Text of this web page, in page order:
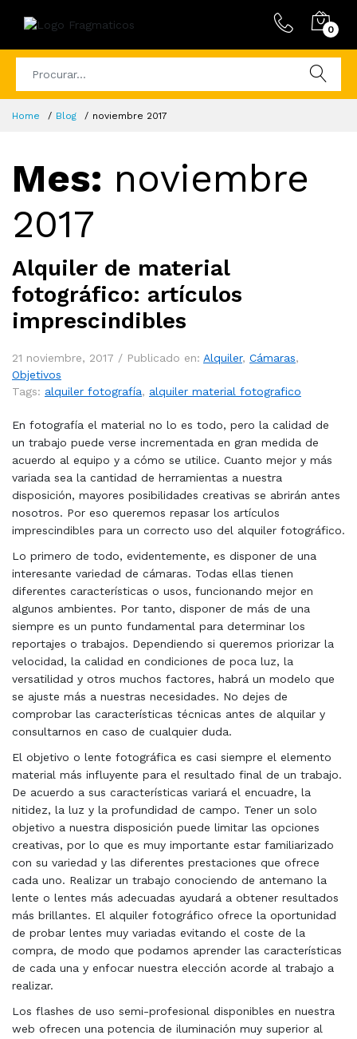
0
Home Blog noviembre 2017
Mes: noviembre
2017
Alquiler de material
fotográfico: artículos
imprescindibles
21 noviembre, 2017 / Publicado en: Alquiler, Cámaras,
Objetivos
Tags: alquiler fotografía, alquiler material fotografico
En fotografía el material no lo es todo, pero la calidad de
un trabajo puede verse incrementada en gran medida de
acuerdo al equipo y a cómo se utilice. Cuanto mejor y más
variada sea la cantidad de herramientas a nuestra
disposición, mayores posibilidades creativas se abrirán antes
nosotros. Por eso queremos repasar los artículos
imprescindibles para un correcto uso del alquiler fotográfico.
Lo primero de todo, evidentemente, es disponer de una
interesante variedad de cámaras. Todas ellas tienen
diferentes características o usos, funcionando mejor en
algunos ambientes. Por tanto, disponer de más de una
siempre es un punto fundamental para determinar los
reportajes o trabajos. Dependiendo si queremos priorizar la
velocidad, la calidad en condiciones de poca luz, la
versatilidad y otros muchos factores, habrá un modelo que
se ajuste más a nuestras necesidades. No dejes de
comprobar las características técnicas antes de alquilar y
consultarnos en caso de cualquier duda.
El objetivo o lente fotográfica es casi siempre el elemento
material más influyente para el resultado final de un trabajo.
De acuerdo a sus características variará el encuadre, la
nitidez, la luz y la profundidad de campo. Tener un solo
objetivo a nuestra disposición puede limitar las opciones
creativas, por lo que es muy importante estar familiarizado
con su variedad y las diferentes prestaciones que ofrece
cada uno. Realizar un trabajo conociendo de antemano la
lente o lentes más adecuadas ayudará a obtener resultados
más brillantes. El alquiler fotográfico ofrece la oportunidad
de probar lentes muy variadas evitando el coste de la
compra, de modo que podamos aprender las características
de cada una y enfocar nuestra elección acorde al trabajo a
realizar.
Los flashes de uso semi-profesional disponibles en nuestra
web ofrecen una potencia de iluminación muy superior al